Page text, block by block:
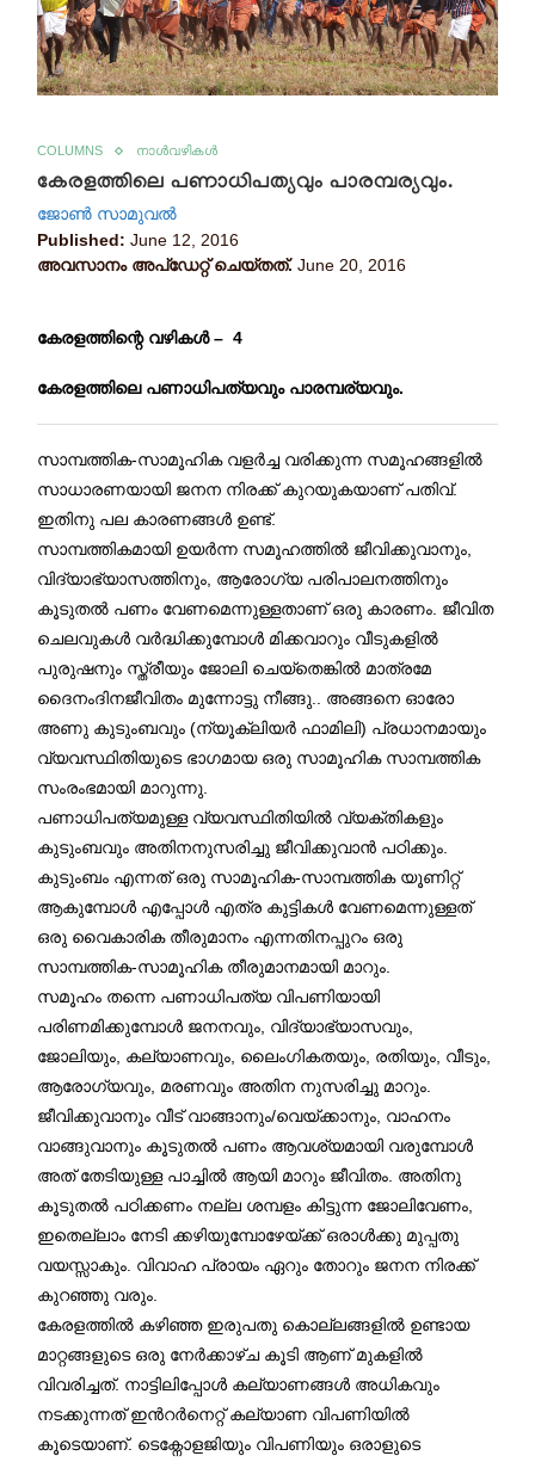
COLUMNS നാൾവഴികൾ
കേരളത്തിലെ പണാധിപത്യവും പാരമ്പര്യവും.
ജോണ്‍ സാമുവല്‍
Published: June 12, 2016
അവസാനം അപ്ഡേറ്റ് ചെയ്തത്. June 20, 2016
കേരളത്തിന്റെ വഴികള്‍ – 4
കേരളത്തിലെ പണാധിപത്യവും പാരമ്പര്യവും.
സാമ്പത്തിക-സാമൂഹിക വളർച്ച വരിക്കുന്ന സമൂഹങ്ങളിൽ
സാധാരണയായി ജനന നിരക്ക് കുറയുകയാണ് പതിവ്.
ഇതിനു പല കാരണങ്ങൾ ഉണ്ട്.
സാമ്പത്തികമായി ഉയര്‍ന്ന സമൂഹത്തില്‍ ജീവിക്കുവാനും,
വിദ്യാഭ്യാസത്തിനും, ആരോഗ്യ പരിപാലനത്തിനും
കൂടുതൽ പണം വേണമെന്നുള്ളതാണ് ഒരു കാരണം. ജീവിത
ചെലവുകൾ വർദ്ധിക്കുമ്പോൾ മിക്കവാറും വീടുകളിൽ
പുരുഷനും സ്ത്രീയും ജോലി ചെയ്തെങ്കിൽ മാത്രമേ
ദൈനംദിനജീവിതം മുന്നോട്ടു നീങ്ങു.. അങ്ങനെ ഓരോ
അണു കുടുംബവും (ന്യൂക്ലിയർ ഫാമിലി) പ്രധാനമായും
വ്യവസ്ഥിതിയുടെ ഭാഗമായ ഒരു സാമൂഹിക സാമ്പത്തിക
സംരംഭമായി മാറുന്നു.
പണാധിപത്യമുള്ള വ്യവസ്ഥിതിയിൽ വ്യക്തികളും
കുടുംബവും അതിനനുസരിച്ചു ജീവിക്കുവാൻ പഠിക്കും.
കുടുംബം എന്നത് ഒരു സാമൂഹിക-സാമ്പത്തിക യൂണിറ്റ്
ആകുമ്പോൾ എപ്പോൾ എത്ര കുട്ടികൾ വേണമെന്നുള്ളത്
ഒരു വൈകാരിക തീരുമാനം എന്നതിനപ്പുറം ഒരു
സാമ്പത്തിക-സാമൂഹിക തീരുമാനമായി മാറും.
സമൂഹം തന്നെ പണാധിപത്യ വിപണിയായി
പരിണമിക്കുമ്പോൾ ജനനവും, വിദ്യാഭ്യാസവും,
ജോലിയും, കല്യാണവും, ലൈംഗികതയും, രതിയും, വീടും,
ആരോഗ്യവും, മരണവും അതിന നുസരിച്ചു മാറും.
ജീവിക്കുവാനും വീട് വാങ്ങാനും/വെയ്ക്കാനും, വാഹനം
വാങ്ങുവാനും കൂടുതൽ പണം ആവശ്യമായി വരുമ്പോൾ
അത് തേടിയുള്ള പാച്ചിൽ ആയി മാറും ജീവിതം. അതിനു
കൂടുതൽ പഠിക്കണം നല്ല ശമ്പളം കിട്ടുന്ന ജോലിവേണം,
ഇതെല്ലാം നേടി ക്കഴിയുമ്പോഴേയ്ക്ക് ഒരാൾക്കു മുപ്പതു
വയസ്സാകും. വിവാഹ പ്രായം ഏറും തോറും ജനന നിരക്ക്
കുറഞ്ഞു വരും.
കേരളത്തിൽ കഴിഞ്ഞ ഇരുപതു കൊല്ലങ്ങളിൽ ഉണ്ടായ
മാറ്റങ്ങളുടെ ഒരു നേർക്കാഴ്ച കൂടി ആണ് മുകളിൽ
വിവരിച്ചത്. നാട്ടിലിപ്പോൾ കല്യാണങ്ങൾ അധികവും
നടക്കുന്നത് ഇന്‍റർനെറ്റ് കല്യാണ വിപണിയിൽ
കൂടെയാണ്. ടെക്നോളജിയും വിപണിയും ഒരാളുടെ